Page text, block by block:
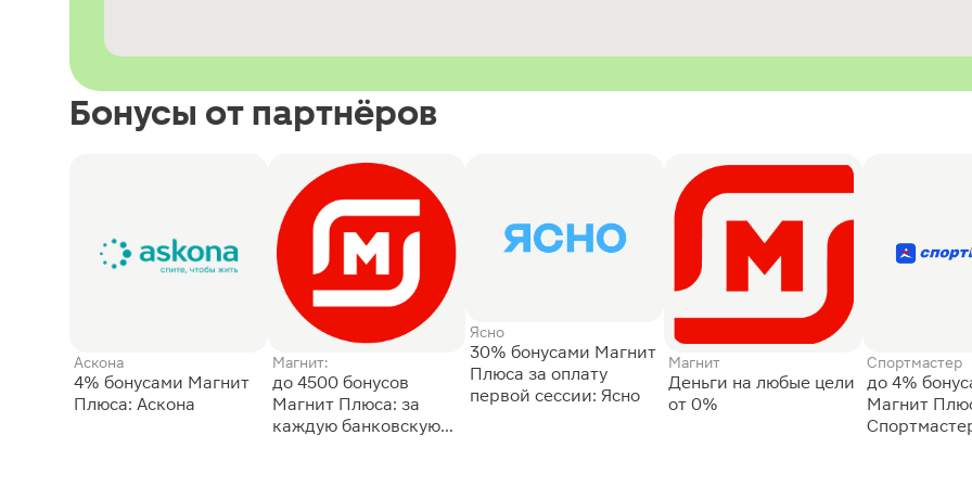
Бонусы от партнёров
Аскона
4% бонусами Магнит
Плюса: Аскона
Магнит:
до 4500 бонусов
Магнит Плюса: за
каждую банковскую
Ясно
30% бонусами Магнит
Плюса за оплату
первой сессии: Ясно
Магнит
Деньги на любые цели
от 0%
Спортмастер
до 4%
Магнит